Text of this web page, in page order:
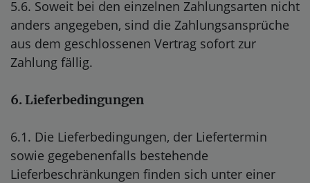
5.6. Soweit bei den einzelnen Zahlungsarten nicht
anders angegeben, sind die Zahlungsansprüche
aus dem geschlossenen Vertrag sofort zur
Zahlung fällig.
6. Lieferbedingungen
6.1. Die Lieferbedingungen, der Liefertermin
sowie gegebenenfalls bestehende
Lieferbeschränkungen finden sich unter einer